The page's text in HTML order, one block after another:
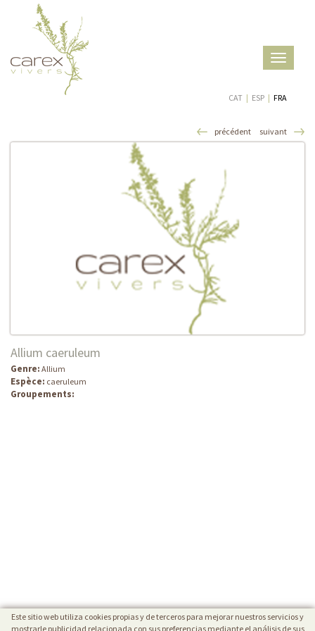
Toggle
CAT | ESP | FRA
précédent suivant
Allium caeruleum
Genre: Allium
Espèce: caeruleum
Groupements:
Este sitio web utiliza cookies propias y de terceros para mejorar nuestros servicios y
mostrarle publicidad relacionada con sus preferencias mediante el análisis de sus